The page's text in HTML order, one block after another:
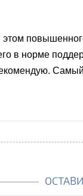
в норме